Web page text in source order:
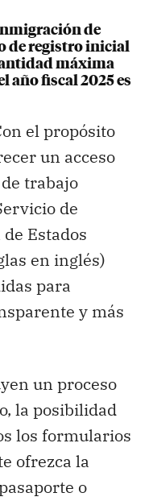
de
de registro inicial
máxima
año fiscal 2025 es
el propósito
un acceso
trabajo
de
Estados
en inglés)
para
y más
un proceso
la posibilidad
los formularios
ofrezca la
o